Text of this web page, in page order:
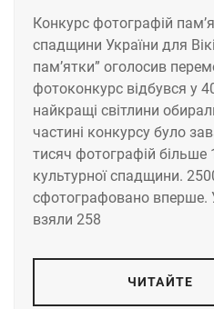
Конкурс фотографій
спадщини України для
пам’ятки” оголосив
фотоконкурс відбувся у
найкращі світлини
частині конкурсу було
тисяч фотографій більше
культурної спадщини.
сфотографовано вперше.
взяли 258
ЧИТАЙТЕ